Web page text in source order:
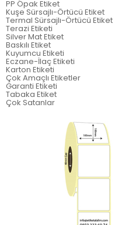
PP Opak Etiket
Kuşe Sürsajlı-Örtücü Etiket
Termal Sürsajlı-Örtücü Etiket
Terazi Etiketi
Silver Mat Etiket
Baskılı Etiket
Kuyumcu Etiketi
Eczane-İlaç Etiketi
Karton Etiketi
Çok Amaçlı Etiketler
Garanti Etiketi
Tabaka Etiket
Çok Satanlar